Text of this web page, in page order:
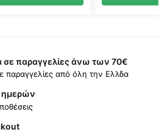
παραγγελίες άνω των 70€
παραγγελίες από όλη την Ελλδα
ημερών